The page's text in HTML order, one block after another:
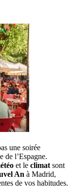
une soirée
de l’Espagne.
et le climat sont
An à Madrid,
de vos habitudes.